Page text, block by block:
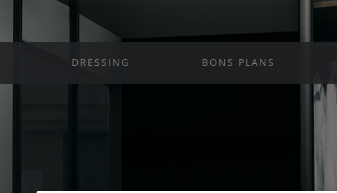
DRESSING BONS PLANS